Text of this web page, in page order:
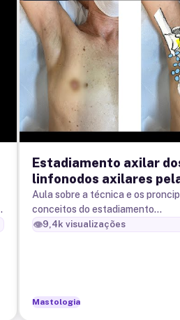
Estadiamento axilar
linfonodos axilares
ultrassonografia em
com câncer de mama
Aula sobre a técnica e os
conceitos do estadiamento
ultrassonográfico dos linfonodos
👁️9,4k visualizações
Mastologia